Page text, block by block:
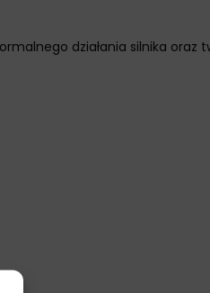
działania silnika oraz